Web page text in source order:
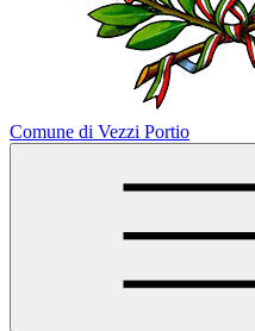
Comune di Vezzi Portio